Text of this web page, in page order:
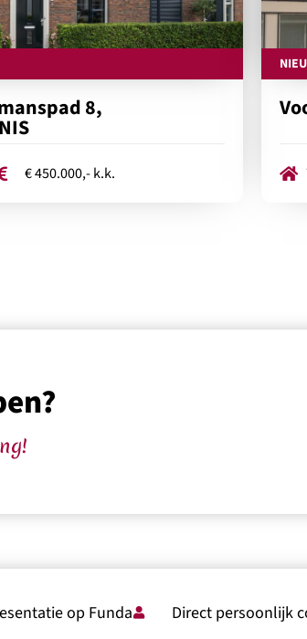
8,
€ 450.000,- k.k.
op Funda Direct persoonlijk